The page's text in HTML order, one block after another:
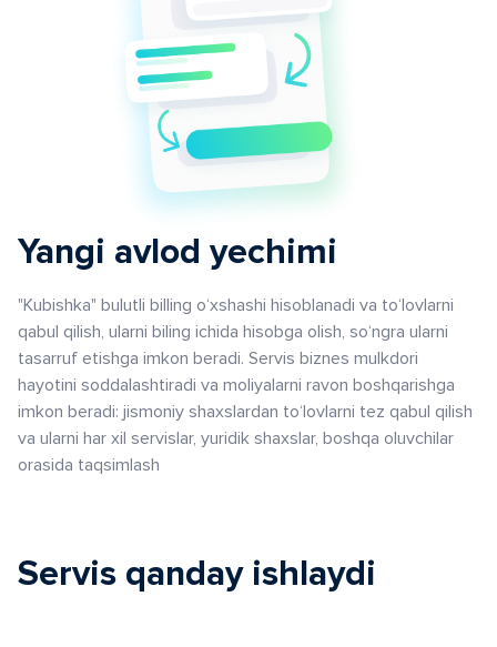
Yangi avlod yechimi
"Kubishka" bulutli billing o‘xshashi hisoblanadi va to‘lovlarni
qabul qilish, ularni biling ichida hisobga olish, so‘ngra ularni
tasarruf etishga imkon beradi. Servis biznes mulkdori
hayotini soddalashtiradi va moliyalarni ravon boshqarishga
imkon beradi: jismoniy shaxslardan to‘lovlarni tez qabul qilish
va ularni har xil servislar, yuridik shaxslar, boshqa oluvchilar
orasida taqsimlash
Servis qanday ishlaydi